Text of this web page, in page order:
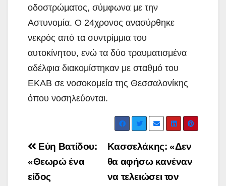
οδοστρώματος, σύμφωνα με την
Αστυνομία. Ο 24χρονος ανασύρθηκε
νεκρός από τα συντρίμμια του
αυτοκίνητου, ενώ τα δύο τραυματισμένα
αδέλφια διακομίστηκαν με σταθμό του
ΕΚΑΒ σε νοσοκομεία της Θεσσαλονίκης
όπου νοσηλεύονται.
Post
navigation
Κασσελάκης: «Δεν
θα αφήσω κανέναν
να τελειώσει τον
Εύη Βατίδου:
«Θεωρώ ένα
είδος